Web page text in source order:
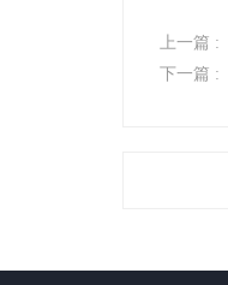
上一篇 :
下一篇 :